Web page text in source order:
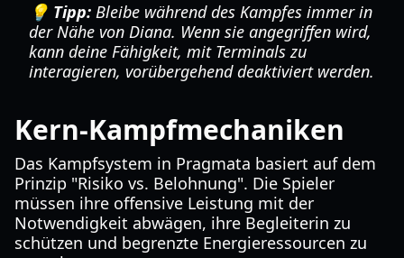
💡 Tipp: Bleibe während des Kampfes immer in
der Nähe von Diana. Wenn sie angegriffen wird,
kann deine Fähigkeit, mit Terminals zu
interagieren, vorübergehend deaktiviert werden.
Kern-Kampfmechaniken
Das Kampfsystem in Pragmata basiert auf dem
Prinzip "Risiko vs. Belohnung". Die Spieler
müssen ihre offensive Leistung mit der
Notwendigkeit abwägen, ihre Begleiterin zu
schützen und begrenzte Energieressourcen zu